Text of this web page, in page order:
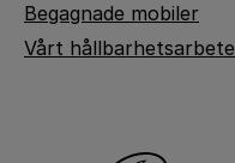
Begagnade mobiler
Vårt hållbarhetsarbete